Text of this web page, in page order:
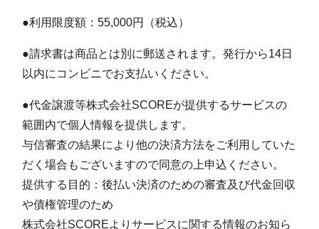
●利用限度額：55,000円（税込）
●請求書は商品とは別に郵送されます。発行から14日
以内にコンビニでお支払いください。
●代金譲渡等株式会社SCOREが提供するサービスの
範囲内で個人情報を提供します。
与信審査の結果により他の決済方法をご利用していた
だく場合もございますので同意の上申込ください。
提供する目的：後払い決済のための審査及び代金回収
や債権管理のため
株式会社SCOREよりサービスに関する情報のお知ら